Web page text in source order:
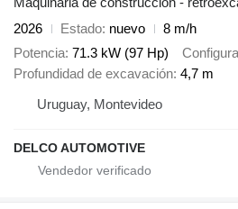
2026
Estado nuevo
8 m/h
Potencia 71.3 kW (97 Hp)
Profundidad de excavación 4,7 m
Uruguay, Montevideo
DELCO AUTOMOTIVE